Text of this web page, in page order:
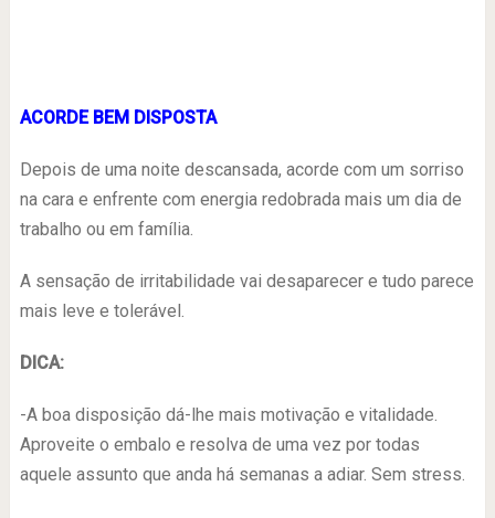
ACORDE BEM DISPOSTA
Depois de uma noite descansada, acorde com um sorriso
na cara e enfrente com energia redobrada mais um dia de
trabalho ou em família.
A sensação de irritabilidade vai desaparecer e tudo parece
mais leve e tolerável.
DICA:
-A boa disposição dá-lhe mais motivação e vitalidade.
Aproveite o embalo e resolva de uma vez por todas
aquele assunto que anda há semanas a adiar. Sem stress.